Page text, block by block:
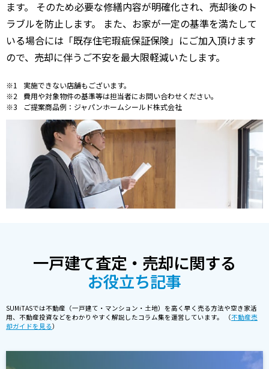
ます。 そのため必要な修繕内容が明確化され、売却後のト
ラブルを防止します。 また、お家が一定の基準を満たして
いる場合には「既存住宅瑕疵保証保険」にご加入頂けます
ので、売却に伴うご不安を最大限軽減いたします。
実施できない店舗もございます。
費用や対象物件の基準等は担当者にお問い合わせください。
ご提案商品例：ジャパンホームシールド株式会社
一戸建て査定・売却に関する
お役立ち記事
SUMiTASでは不動産（一戸建て・マンション・土地）を高く早く売る方法や空き家活
用、不動産投資などをわかりやすく解説したコラム集を運営しています。 （不動産売
却ガイドを見る）